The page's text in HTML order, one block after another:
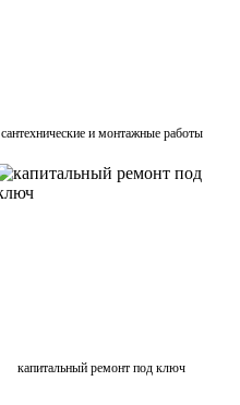
сантехнические и монтажные работы
капитальный ремонт под ключ